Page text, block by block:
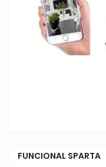
FUNCIONAL SPARTA